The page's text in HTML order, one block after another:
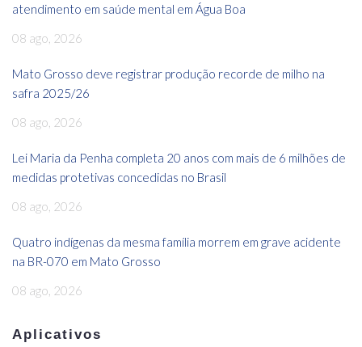
atendimento em saúde mental em Água Boa
08 ago, 2026
Mato Grosso deve registrar produção recorde de milho na
safra 2025/26
08 ago, 2026
Lei Maria da Penha completa 20 anos com mais de 6 milhões de
medidas protetivas concedidas no Brasil
08 ago, 2026
Quatro indígenas da mesma família morrem em grave acidente
na BR-070 em Mato Grosso
08 ago, 2026
Aplicativos